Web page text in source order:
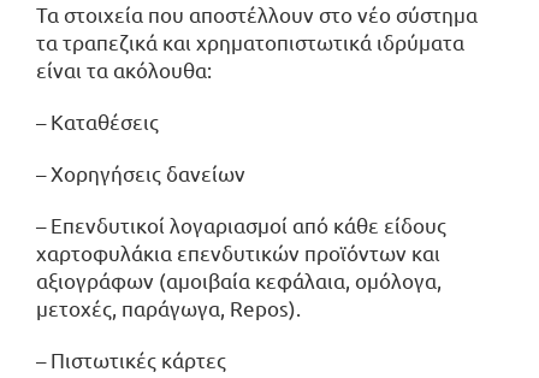
Τα στοιχεία που αποστέλλουν στο νέο σύστημα
τα τραπεζικά και χρηματοπιστωτικά ιδρύματα
είναι τα ακόλουθα:
– Καταθέσεις
– Χορηγήσεις δανείων
– Επενδυτικοί λογαριασμοί από κάθε είδους
χαρτοφυλάκια επενδυτικών προϊόντων και
αξιογράφων (αμοιβαία κεφάλαια, ομόλογα,
μετοχές, παράγωγα, Repos).
– Πιστωτικές κάρτες